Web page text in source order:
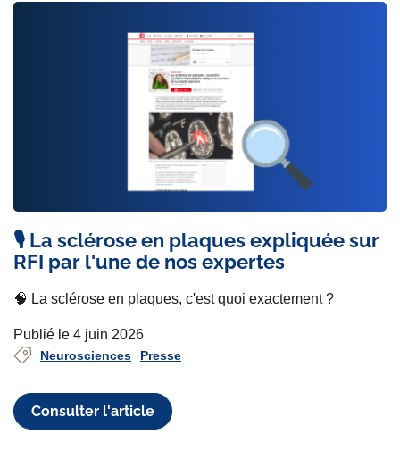
🎙️ La sclérose en plaques expliquée sur
RFI par l'une de nos expertes
🧠 La sclérose en plaques, c'est quoi exactement ?
Publié le 4 juin 2026
Neurosciences Presse
Consulter l'article